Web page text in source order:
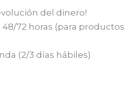
del dinero!
72 horas (para productos
(2/3 días hábiles)